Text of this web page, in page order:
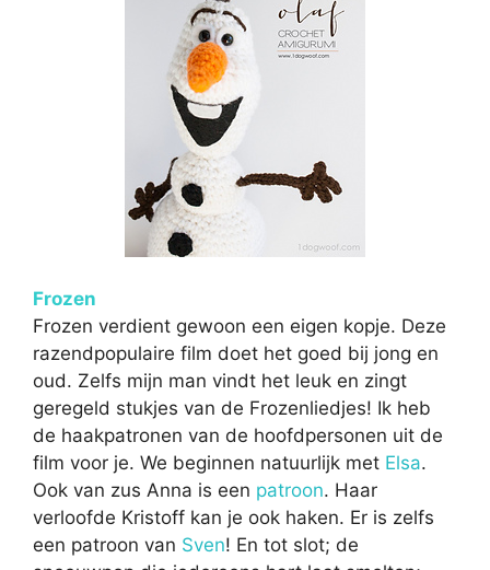
Frozen
Frozen verdient gewoon een eigen kopje. Deze
razendpopulaire film doet het goed bij jong en
oud. Zelfs mijn man vindt het leuk en zingt
geregeld stukjes van de Frozenliedjes! Ik heb
de haakpatronen van de hoofdpersonen uit de
film voor je. We beginnen natuurlijk met Elsa.
Ook van zus Anna is een patroon. Haar
verloofde Kristoff kan je ook haken. Er is zelfs
een patroon van Sven! En tot slot; de